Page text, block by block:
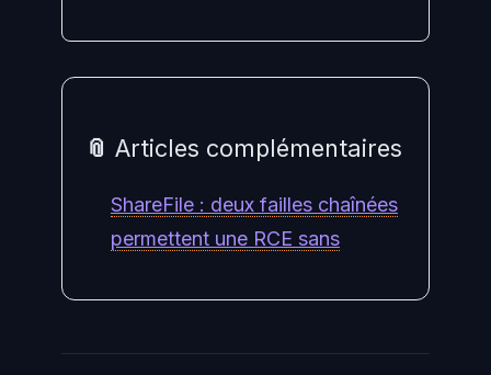
📎 Articles complémentaires
ShareFile : deux failles chaînées
permettent une RCE sans